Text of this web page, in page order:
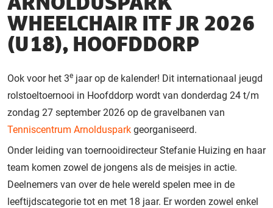
WHEELCHAIR ITF JR 2026
(U18), HOOFDDORP
Ook voor het 3e jaar op de kalender! Dit internationaal jeugd
rolstoeltoernooi in Hoofddorp wordt van donderdag 24 t/m
zondag 27 september 2026 op de gravelbanen van
Tenniscentrum Arnolduspark georganiseerd.
Onder leiding van toernooidirecteur Stefanie Huizing en haar
team komen zowel de jongens als de meisjes in actie.
Deelnemers van over de hele wereld spelen mee in de
leeftijdscategorie tot en met 18 jaar. Er worden zowel enkel